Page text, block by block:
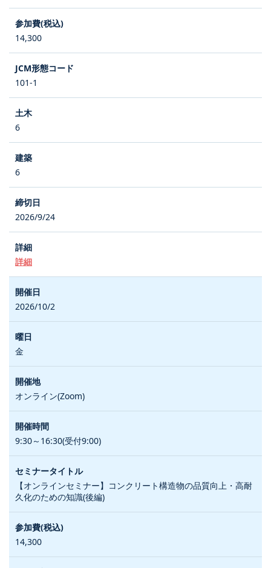
14,300
101-1
6
6
2026/9/24
詳細
2026/10/2
金
オンライン(Zoom)
9:30～16:30(受付9:00)
【オンラインセミナー】コンクリート構造物の品質向上・高耐
久化のための知識(後編)
14,300